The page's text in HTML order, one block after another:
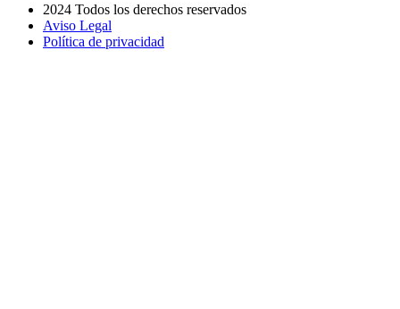
2024 Todos los derechos reservados
Aviso Legal
Política de privacidad